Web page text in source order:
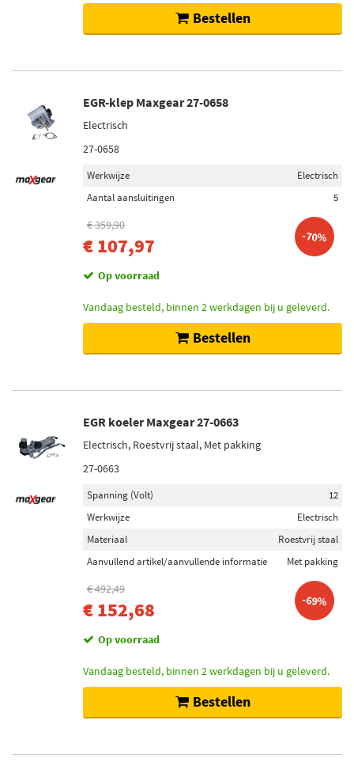
Bestellen
EGR-klep Maxgear 27-0658
Electrisch
27-0658
Werkwijze
Electrisch
Aantal aansluitingen
5
€ 359,90
€ 107,97 -70%
Op voorraad
Vandaag besteld, binnen 2 werkdagen bij u geleverd.
Bestellen
EGR koeler Maxgear 27-0663
Electrisch, Roestvrij staal, Met pakking
27-0663
Spanning (Volt)
12
Werkwijze
Electrisch
Materiaal
Roestvrij staal
Aanvullend artikel/aanvullende informatie
Met pakking
€ 492,49
€ 152,68 -69%
Op voorraad
Vandaag besteld, binnen 2 werkdagen bij u geleverd.
Bestellen